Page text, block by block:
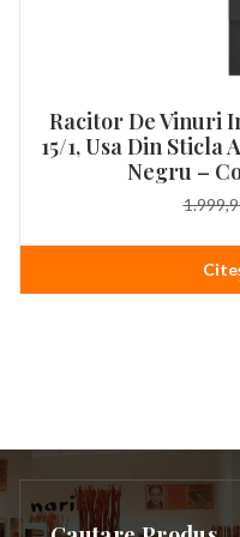
Racitor De Vinuri
15/1, Usa Din Sticla
Negru –